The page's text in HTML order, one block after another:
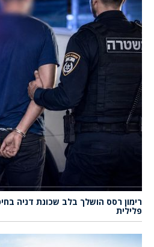
רימון רסס הושלך בלב שכונת דניה
פלילית